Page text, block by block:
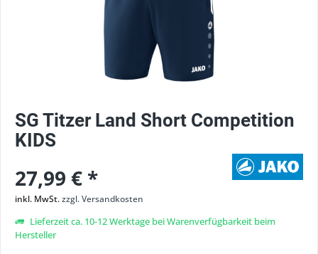
SG Titzer Land Short Competition
KIDS
27,99 € *
inkl. MwSt.zzgl. Versandkosten
Lieferzeit ca. 10-12 Werktage bei Warenverfügbarkeit beim
Hersteller